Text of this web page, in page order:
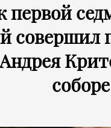
первой
совершил